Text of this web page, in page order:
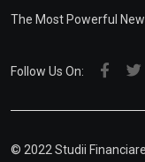
The Most Powerful
Follow Us On:
© 2022 Studii